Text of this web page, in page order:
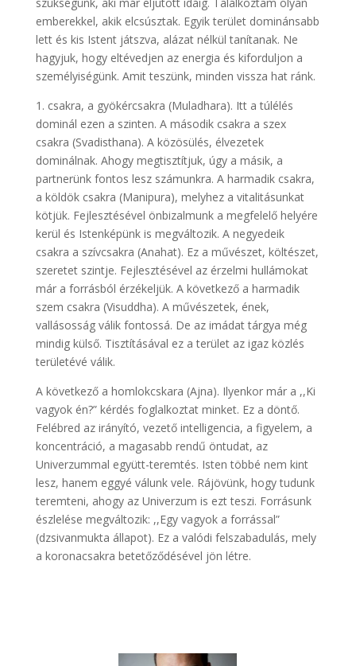
emberekkel, akik elcsúsztak. Egyik terület dominánsabb
lett és kis Istent játszva, alázat nélkül tanítanak. Ne
hagyjuk, hogy eltévedjen az energia és kiforduljon a
személyiségünk. Amit teszünk, minden vissza hat ránk.
1. csakra, a gyökércsakra (Muladhara). Itt a túlélés
dominál ezen a szinten. A második csakra a szex
csakra (Svadisthana). A közösülés, élvezetek
dominálnak. Ahogy megtisztítjuk, úgy a másik, a
partnerünk fontos lesz számunkra. A harmadik csakra,
a köldök csakra (Manipura), melyhez a vitalitásunkat
kötjük. Fejlesztésével önbizalmunk a megfelelő helyére
kerül és Istenképünk is megváltozik. A negyedeik
csakra a szívcsakra (Anahat). Ez a művészet, költészet,
szeretet szintje. Fejlesztésével az érzelmi hullámokat
már a forrásból érzékeljük. A következő a harmadik
szem csakra (Visuddha). A művészetek, ének,
vallásosság válik fontossá. De az imádat tárgya még
mindig külső. Tisztításával ez a terület az igaz közlés
területévé válik.
A következő a homlokcskara (Ajna). Ilyenkor már a ,,Ki
vagyok én?” kérdés foglalkoztat minket. Ez a döntő.
Felébred az irányító, vezető intelligencia, a figyelem, a
koncentráció, a magasabb rendű öntudat, az
Univerzummal együtt-teremtés. Isten többé nem kint
lesz, hanem eggyé válunk vele. Rájövünk, hogy tudunk
teremteni, ahogy az Univerzum is ezt teszi. Forrásunk
észlelése megváltozik: ,,Egy vagyok a forrással”
(dzsivanmukta állapot). Ez a valódi felszabadulás, mely
a koronacsakra betetőződésével jön létre.